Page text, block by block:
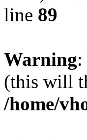
line 89
Warning
(this will
/home/